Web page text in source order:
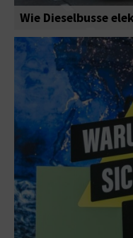
Wie Dieselbusse